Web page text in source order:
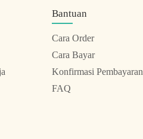
Bantuan
Cara Order
Cara Bayar
Konfirmasi Pembayaran
FAQ